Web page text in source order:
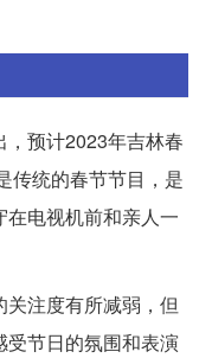
预计2023年吉林春
传统的春节节目，是
电视机前和亲人一
注度有所减弱，但
节日的氛围和表演